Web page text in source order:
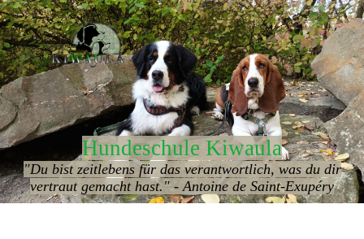
Hundeschule Kiwaula
"Du bist zeitlebens für das verantwortlich, was du dir
vertraut gemacht hast." - Antoine de Saint-Exupéry